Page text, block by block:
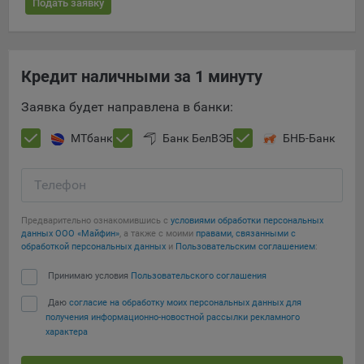
16. Пользователь всегда может направить сообщение с
Отключение аналитических cookie-файлов не позволит
определять предпочтения пользователей Сайта, в том
принимать меры по совершенствованию работы Сайта
исходя из предпочтений пользователей
Статистические куки позволяют определять предпочтения
пользователей сайта.
Компании, которым мы поручаем обработку
Яндекс Метрика – сервис веб-аналитики,
предоставляемый ООО «Яндекс». Адрес: г. Москва, ул.
Льва Толстого, д. 16, 119021.Политика
Подать заявку
Кредит наличными за 1 минуту
Заявка будет направлена в банки:
МТбанк Банк БелВЭБ БНБ-Банк
Телефон
Предварительно ознакомившись с условиями обработки персональных
данных ООО «Майфин», а также с моими правами, связанными с
обработкой персональных данных и Пользовательским соглашением:
Принимаю условия Пользовательского соглашения
Даю согласие на обработку моих персональных данных для
получения информационно-новостной рассылки рекламного
характера